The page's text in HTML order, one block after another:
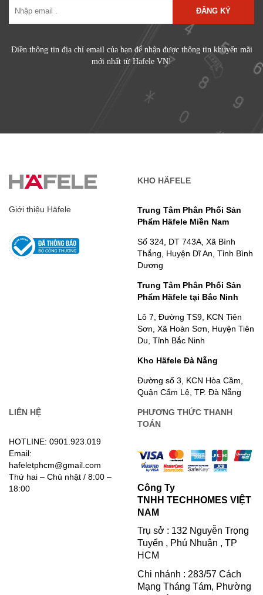
ĐĂNG KÝ
Điền thông tin địa chỉ email của bạn để nhận được thông tin khuyến mãi
mới nhất từ Hafele VN!
Giới thiệu Häfele
KHO HÄFELE
Trung Tâm Phân Phối Sản
Phẩm Häfele Miền Nam
Số 324, DT 743A, Xã Bình
Thắng, Huyện Dĩ An, Tỉnh Bình
Dương
Trung Tâm Phân Phối Sản
Phẩm Häfele tại Bắc Ninh
Lô 7, Đường TS9, KCN Tiên
Sơn, Xã Hoàn Sơn, Huyện Tiên
Du, Tỉnh Bắc Ninh
Kho Häfele Đà Nẵng
Đường số 3, KCN Hòa Cầm,
Quận Cẩm Lệ, TP. Đà Nẵng
LIÊN HỆ
HOTLINE: 0901.923.019
Email:
hafeletphcm@gmail.com
Thứ hai – Chủ nhật / 8:00 –
18:00
PHƯƠNG THỨC THANH
TOÁN
Công Ty
TNHH TECHHOMES VIỆT
NAM
Trụ sở : 132 Nguyễn Trọng
Tuyển , Phú Nhuận , TP
HCM
Chi nhánh : 283/57 Cách
Mạng Tháng Tám, Phường